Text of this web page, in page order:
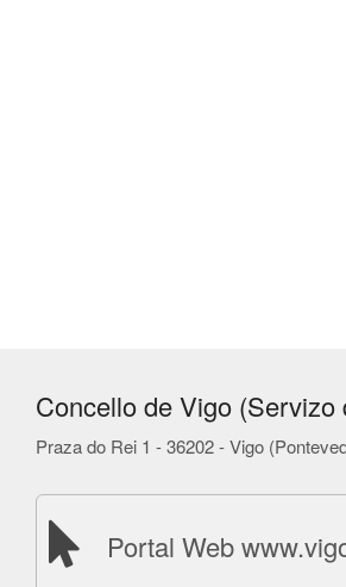
Concello de Vigo
Praza do Rei 1 - 36202 - Vigo
Portal Web